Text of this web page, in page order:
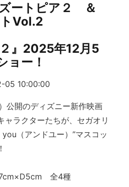
ズートピア２ ＆
Vol.2
』2025年12月5
ョー！
05 10:00:00
公開のディズニー新作映画
ャラクターたちが、セガオリ
（アンドユー）”マスコッ
全4種